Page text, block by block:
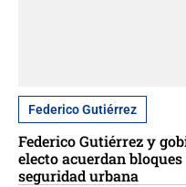
Federico Gutiérrez
Federico Gutiérrez y
electo acuerdan bloques
seguridad urbana